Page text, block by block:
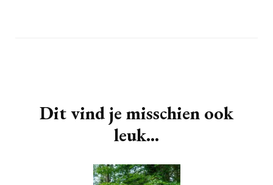
Dit vind je misschien ook
leuk...